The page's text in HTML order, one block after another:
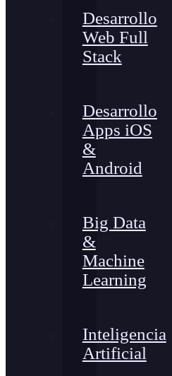
Desarrollo
Web Full
Stack
Desarrollo
Apps iOS
&
Android
Big Data
&
Machine
Learning
Inteligencia
Artificial